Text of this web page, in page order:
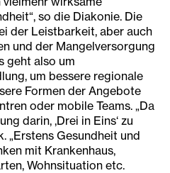
so die Diakonie. Die
der Leistbarkeit, aber auch
und der Mangelversorgung
geht also um
um bessere regionale
Formen der Angebote
oder mobile Teams. „Da
darin, ,Drei in Eins‘ zu
„Erstens Gesundheit und
mit Krankenhaus,
Wohnsituation etc.